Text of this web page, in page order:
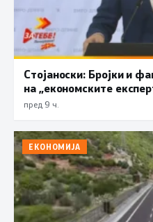
Стојаноски: Бројки и
на „економските
пред 9 ч.
ЕКОНОМИЈА